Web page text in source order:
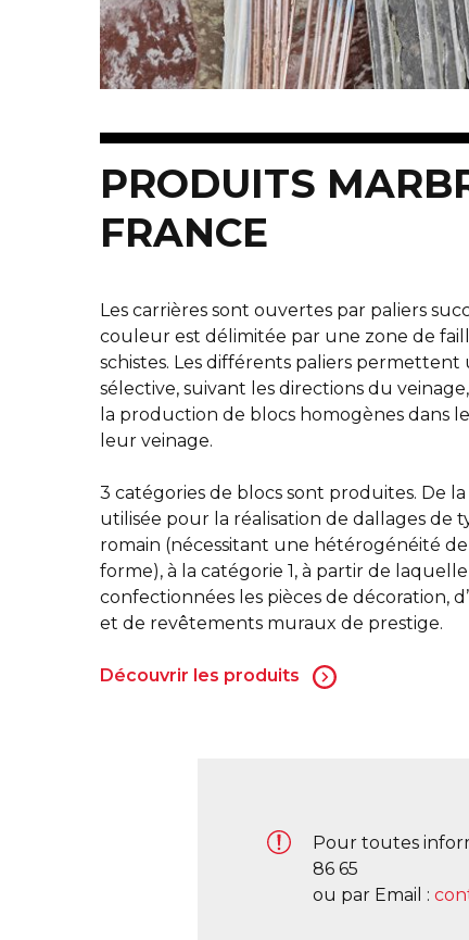
PRODUITS
FRANCE
Les carrières sont ouvertes par paliers
couleur est délimitée par une zone de
schistes. Les différents paliers permettent
sélective, suivant les directions du
la production de blocs homogènes dans
leur veinage.
3 catégories de blocs sont produites. De
utilisée pour la réalisation de dallages de
romain (nécessitant une hétérogénéité
forme), à la catégorie 1, à partir de
confectionnées les pièces de décoration,
et de revêtements muraux de prestige.
Découvrir les produits
Pour toutes
86 65
ou par Email :